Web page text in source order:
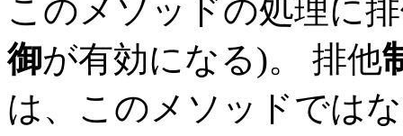
このメソッドの処理に
御が有効になる)。 排他
は、このメソッドでは